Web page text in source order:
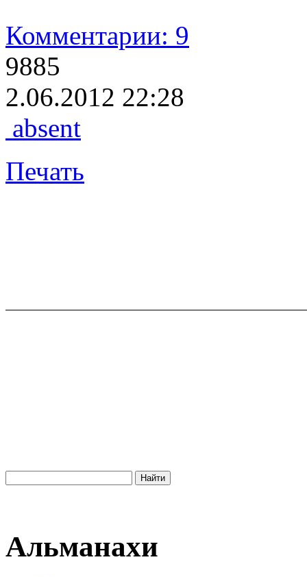
Комментарии: 9
9885
2.06.2012 22:28
absent
Печать
Альманахи